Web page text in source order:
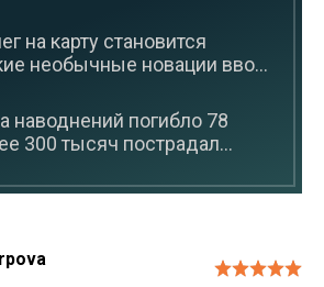
на карту становится
необычные новации вво...
наводнений погибло 78
300 тысяч пострадал...